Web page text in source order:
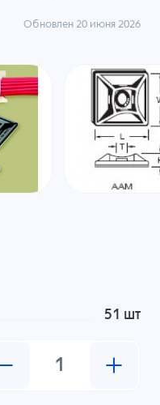
Обновлен 20 июня 2026
51 шт